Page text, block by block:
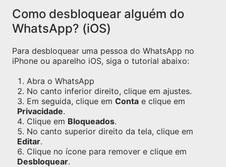
Como desbloquear alguém do
WhatsApp? (iOS)
Para desbloquear uma pessoa do WhatsApp no
iPhone ou aparelho iOS, siga o tutorial abaixo:
Abra o WhatsApp
No canto inferior direito, clique em ajustes.
Em seguida, clique em Conta e clique em
Privacidade.
Clique em Bloqueados.
No canto superior direito da tela, clique em
Editar.
Clique no ícone para remover e clique em
Desbloquear.